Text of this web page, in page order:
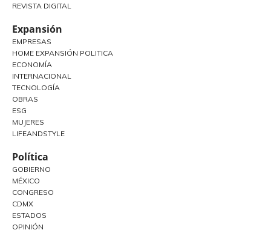
REVISTA DIGITAL
Expansión
EMPRESAS
HOME EXPANSIÓN POLITICA
ECONOMÍA
INTERNACIONAL
TECNOLOGÍA
OBRAS
ESG
MUJERES
LIFEANDSTYLE
Política
GOBIERNO
MÉXICO
CONGRESO
CDMX
ESTADOS
OPINIÓN